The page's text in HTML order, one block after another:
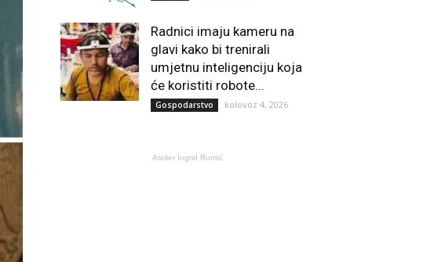
Radnici imaju kameru na
glavi kako bi trenirali
umjetnu inteligenciju koja
će koristiti robote...
Gospodarstvo kolovoz 4, 2026
Atelier Ingrid Runtić